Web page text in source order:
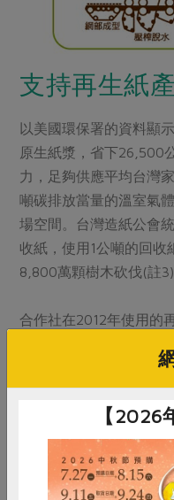
支持再生紙
以美國環保署的資料顯
原生紙漿，省下26,500
力，足夠供應平均台灣
噸碳排放當量的溫室氣
場空間。台灣造紙公會
收紙，使用1公噸的回
8,800萬顆樹木砍伐(註3)
合作社在2012年使用的
砍伐。為了讓再生衛生
最早的捲筒衛生紙，合
手紙等系列。便利包的
境的衛生紙量需求較少
分之二，展現合作社愛
2012國際合作社年，在
【2026